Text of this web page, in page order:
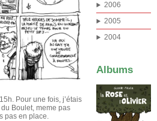
Pour une fois, j’étais
Boulet, meme pas
pas en place.
2006
2005
2004
Albums